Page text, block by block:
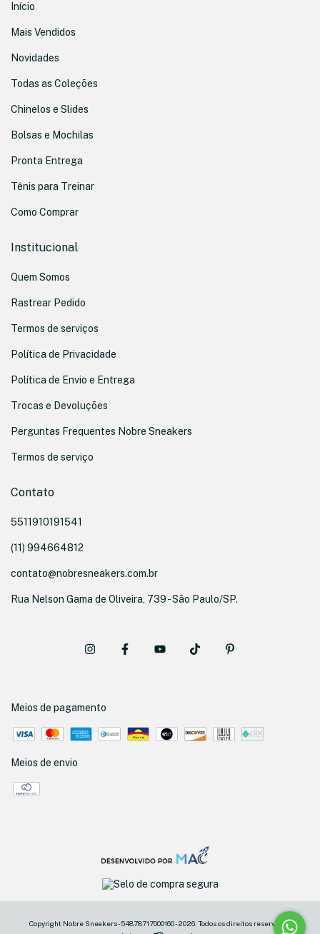
Início
Mais Vendidos
Novidades
Todas as Coleções
Chinelos e Slides
Bolsas e Mochilas
Pronta Entrega
Tênis para Treinar
Como Comprar
Institucional
Quem Somos
Rastrear Pedido
Termos de serviços
Política de Privacidade
Política de Envio e Entrega
Trocas e Devoluções
Perguntas Frequentes Nobre Sneakers
Termos de serviço
Contato
5511910191541
(11) 994664812
contato@nobresneakers.com.br
Rua Nelson Gama de Oliveira, 739 - São Paulo/SP.
Meios de pagamento
Meios de envio
Copyright Nobre Sneakers - 54878717000160 - 2026. Todos os direitos reservados.